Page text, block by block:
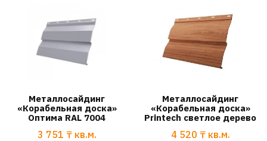
Металлосайдинг
«Корабельная доска»
Оптима RAL 7004
3 751 ₸ кв.м.
Металлосайдинг
«Корабельная доска»
Printech светлое дерево
4 520 ₸ кв.м.